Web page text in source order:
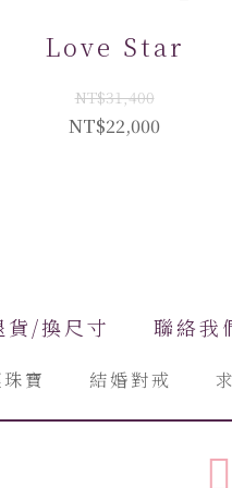
Love Star
NT$31,400
NT$22,000
貨/換尺寸 聯絡我
寶 結婚對戒